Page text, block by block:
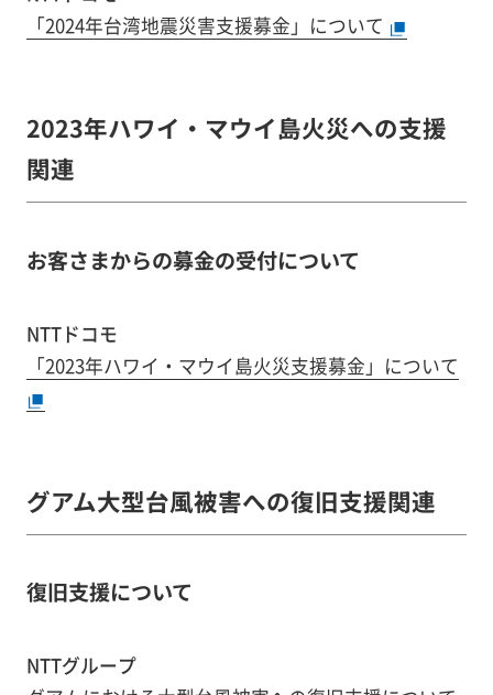
「2024年台湾地震災害支援募金」について
2023年ハワイ・マウイ島火災への支援
関連
お客さまからの募金の受付について
NTTドコモ
「2023年ハワイ・マウイ島火災支援募金」について
グアム大型台風被害への復旧支援関連
復旧支援について
NTTグループ